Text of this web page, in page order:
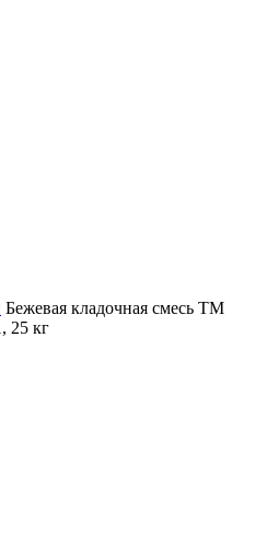
Бежевая кладочная смесь ТМ
кг